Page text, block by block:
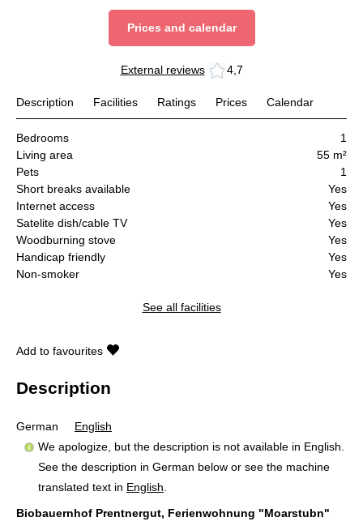
Prices and calendar
External reviews 4,7
Description Facilities Ratings Prices Calendar
Bedrooms
1
Living area
55 m²
Pets
1
Short breaks available
Yes
Internet access
Yes
Satelite dish/cable TV
Yes
Woodburning stove
Yes
Handicap friendly
Yes
Non-smoker
Yes
See all facilities
Add to favourites
Description
German
English
We apologize, but the description is not available in English.
See the description in German below or see the machine
translated text in English
Biobauernhof Prentnergut, Ferienwohnung "Moarstubn"